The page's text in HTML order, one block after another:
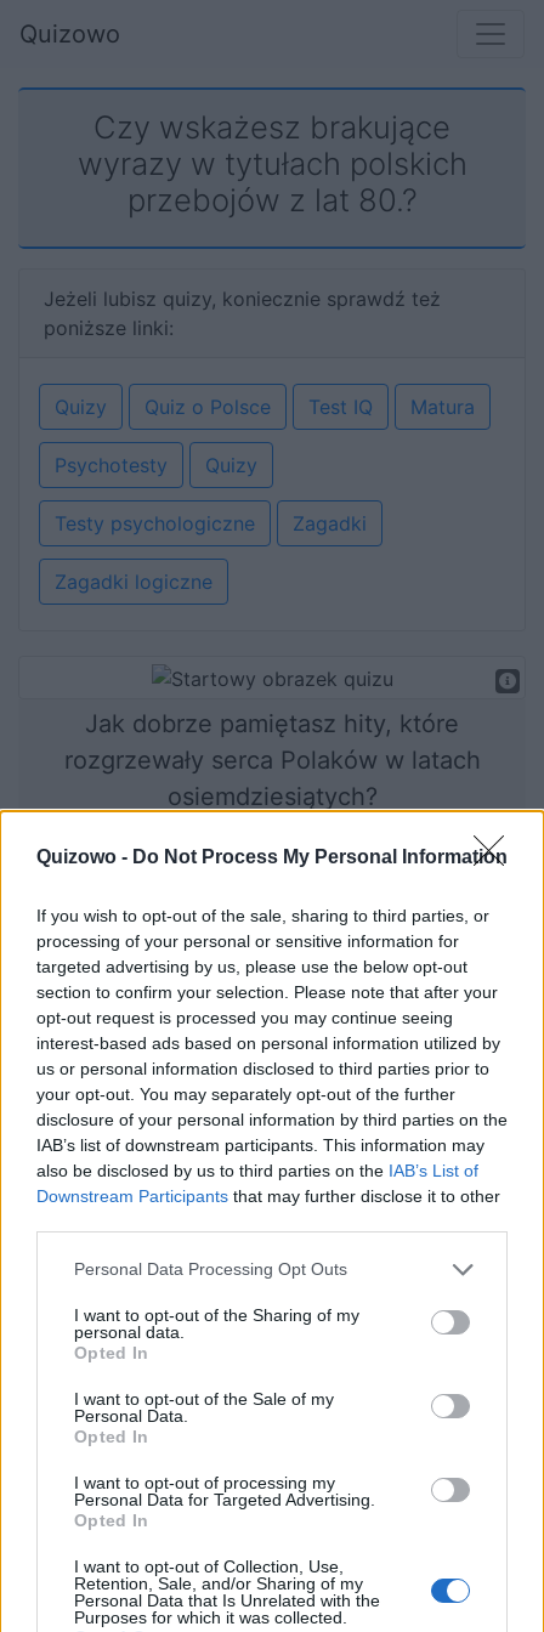
Quizowo - Do Not Process My Personal Information
If you wish to opt-out of the sale, sharing to third parties, or
processing of your personal or sensitive information for
targeted advertising by us, please use the below opt-out
section to confirm your selection. Please note that after your
opt-out request is processed you may continue seeing
interest-based ads based on personal information utilized by
us or personal information disclosed to third parties prior to
your opt-out. You may separately opt-out of the further
disclosure of your personal information by third parties on the
IAB’s list of downstream participants. This information may
also be disclosed by us to third parties on the IAB’s List of
Downstream Participants that may further disclose it to other
Personal Data Processing Opt Outs
I want to opt-out of the Sharing of my
personal data.
Opted In
I want to opt-out of the Sale of my
Personal Data.
Opted In
I want to opt-out of processing my
Personal Data for Targeted Advertising.
Opted In
I want to opt-out of Collection, Use,
Retention, Sale, and/or Sharing of my
Personal Data that Is Unrelated with the
Purposes for which it was collected.
Quizowo
Czy wskażesz brakujące
wyrazy w tytułach polskich
przebojów z lat 80.?
Jeżeli lubisz quizy, koniecznie sprawdź też
poniższe linki:
Quizy Quiz o Polsce Test IQ Matura
Psychotesty Quizy
Testy psychologiczne Zagadki
Zagadki logiczne
Jak dobrze pamiętasz hity, które
rozgrzewały serca Polaków w latach
osiemdziesiątych?
Rozpocznij quiz
Czy wskażesz brakujące
wyrazy w tytułach polskich
przebojów z lat 90.?
wyrazy w tytułach piosenek
Czy zgadniesz, jakie słowo
usunęliśmy z tekstów
polskich przebojów?